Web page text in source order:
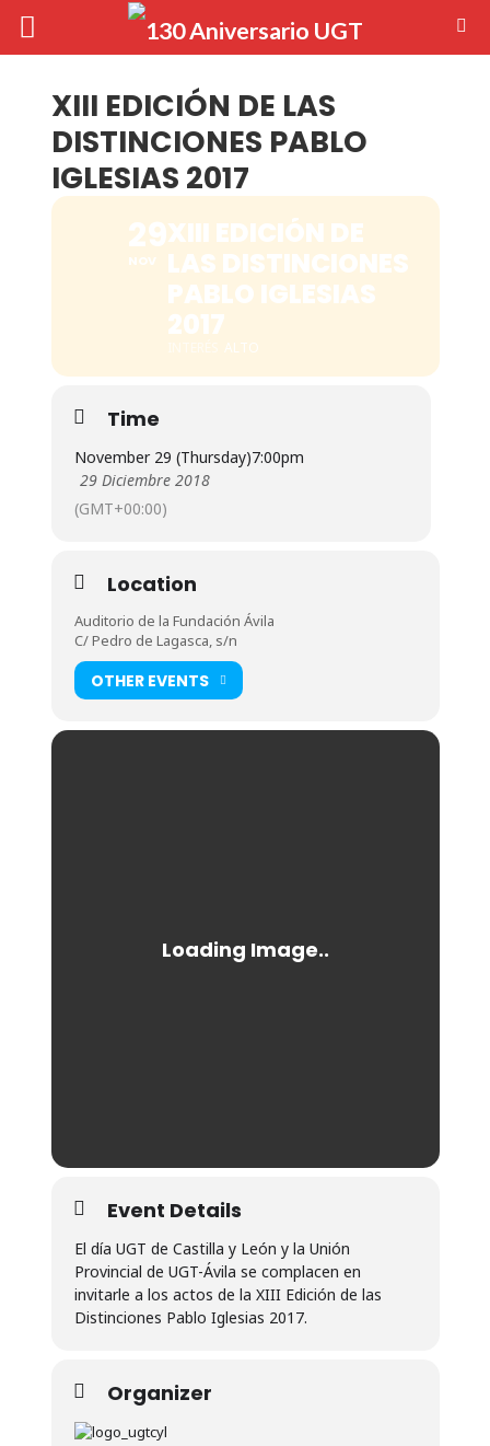
XIII EDICIÓN DE LAS
DISTINCIONES PABLO
IGLESIAS 2017
29
NOV
XIII EDICIÓN DE
LAS DISTINCIONES
PABLO IGLESIAS
2017
ALTO
Time
November 29 (Thursday)7:00pm
29 Diciembre 2018
(GMT+00:00)
Location
Auditorio de la Fundación Ávila
C/ Pedro de Lagasca, s/n
OTHER EVENTS
Event Details
El día UGT de Castilla y León y la Unión
Provincial de UGT-Ávila se complacen en
invitarle a los actos de la XIII Edición de las
Distinciones Pablo Iglesias 2017.
Organizer